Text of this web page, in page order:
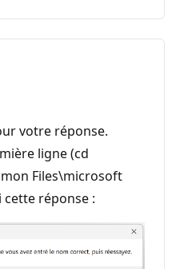
votre réponse.
ligne (cd
Files\microsoft
cette réponse :